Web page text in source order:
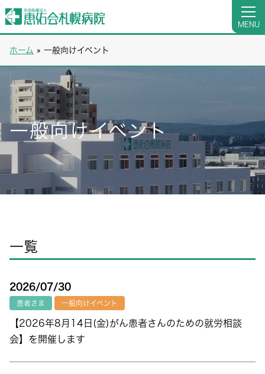
MENU
ホーム » 一般向けイベント
一般向けイベント
一覧
2026/07/30
患者さま 一般向けイベント
【2026年8月14日(金)がん患者さんのための就労相談
会】を開催します